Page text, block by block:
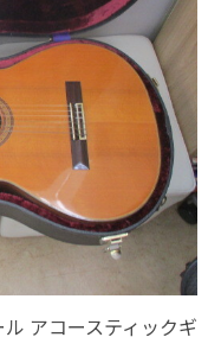
アコースティックギ